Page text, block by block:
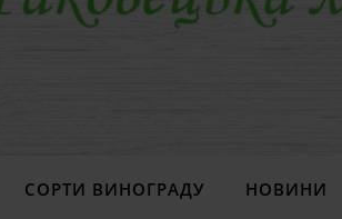
СОРТИ ВИНОГРАДУ НОВИНИ